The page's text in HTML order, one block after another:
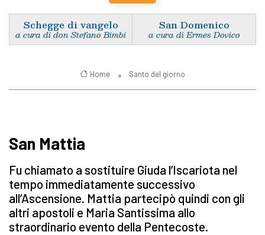
Schegge di vangelo
a cura di don Stefano Bimbi
San Domenico
a cura di Ermes Dovico
Home Santo del giorno
San Mattia
Fu chiamato a sostituire Giuda l’Iscariota nel
tempo immediatamente successivo
all’Ascensione. Mattia partecipò quindi con gli
altri apostoli e Maria Santissima allo
straordinario evento della Pentecoste.